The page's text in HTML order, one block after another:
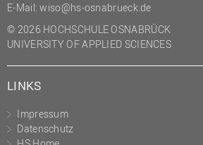
E-Mail:wiso@hs-osnabrueck.de
© 2026 HOCHSCHULE OSNABRÜCK
UNIVERSITY OF APPLIED SCIENCES
LINKS
Impressum
Datenschutz